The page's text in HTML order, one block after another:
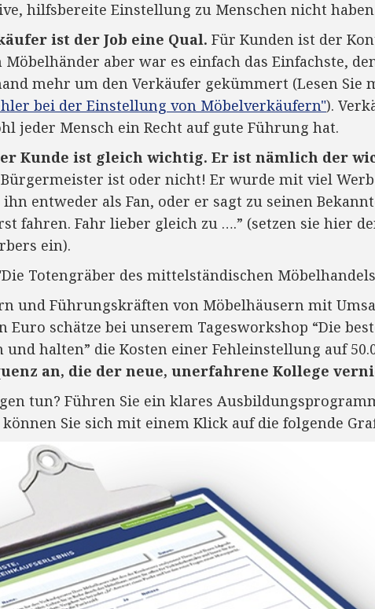
hilfsbereite Einstellung zu Menschen nicht
ist der Job eine Qual. Für Kunden ist der
Möbelhänder aber war es einfach das Einfachste,
mehr um den Verkäufer gekümmert (Lesen
bei der Einstellung von Möbelverkäufern").
jeder Mensch ein Recht auf gute Führung hat.
Kunde ist gleich wichtig. Er ist nämlich der
ist oder nicht! Er wurde mit viel
entweder als Fan, oder er sagt zu seinen
fahren. Fahr lieber gleich zu ….” (setzen sie hier
ein).
Totengräber des mittelständischen
und Führungskräften von Möbelhäusern mit
Euro schätze bei unserem Tagesworkshop “Die
halten” die Kosten einer Fehleinstellung auf
an, die der neue, unerfahrene Kollege
tun? Führen Sie ein klares
Sie sich mit einem Klick auf die folgende